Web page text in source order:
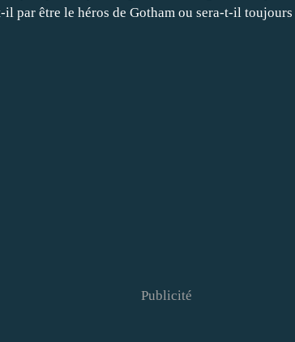
par être le héros de Gotham ou sera-t-il toujours
Publicité